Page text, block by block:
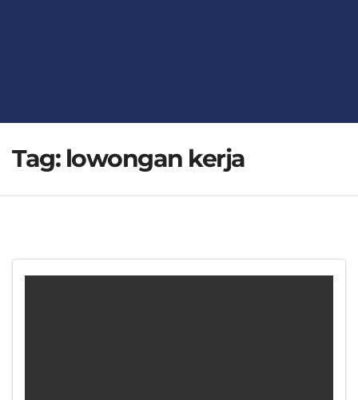
Tag: lowongan kerja